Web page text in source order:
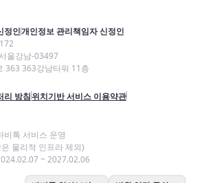
정인개인정보 관리책임자 신정인
울강남-03497
363 363강남타워 11층
리 방침위치기반 서비스 이용약관
비톡 서비스 운영
물리적 인프라 제외)
~ 2027.02.06